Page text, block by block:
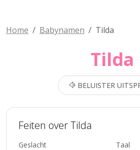
Home Babynamen Tilda
Tilda
BELUISTER
Feiten over Tilda
Geslacht Taal